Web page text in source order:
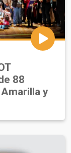
88
y